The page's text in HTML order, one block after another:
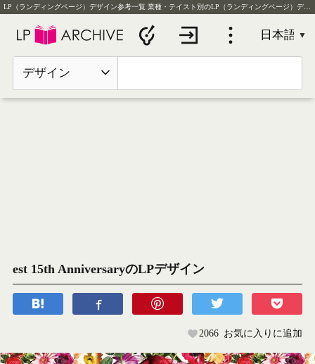
LP（ランディングページ）デザイン参考一覧 業種・テイスト別のLP（ランディングページ）デザイン実例を毎日更新
デザイン
est 15th AnniversaryのLPデザイン
2066 お気に入りに追加